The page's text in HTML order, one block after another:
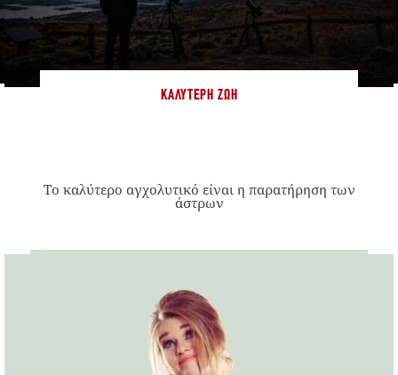
ΚΑΛΎΤΕΡΗ ΖΩΉ
Το καλύτερο αγχολυτικό είναι η παρατήρηση των
άστρων